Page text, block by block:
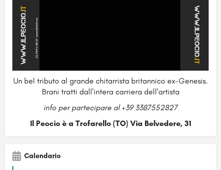
Un bel tributo al grande chitarrista britannico ex-Genesis.
Brani tratti dall'intera carriera dell'artista
info per partecipare al +39 3387552827
Il Peocio è a Trofarello (TO) Via Belvedere, 31
Calendario